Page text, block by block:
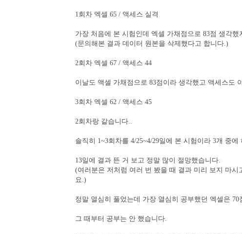
1회차 엑셀 65 / 액세스 실격
가장 처음에 본 시험인데 엑셀 가채점으로 83점 생각
(문의해본 결과 데이터 원본을 삭제했다고 합니다.)
2회차 엑셀 67 / 액세스 44
이날도 액셀 가채점으로 83점이라 생각했고 액세스도
3회차 엑셀 62 / 액세스 45
2회차랑 같습니다..
솔직히 1~3회차를 4/25~4/29일에 본 시험이라 3개 중
13일에 결과 뜬 거 보고 정말 많이 절망했습니다.
(여러분은 저처럼 여러 번 봤을 때 결과 미리 보지 마
요.)
정말 열심히 풀었는데 가장 열심히 공부했던 엑셀은
그 때부터 공부는 안 했습니다.